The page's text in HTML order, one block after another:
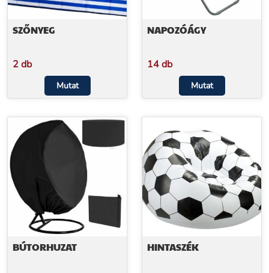
SZŐNYEG
2 db
Mutat
NAPOZÓÁGY
14 db
Mutat
BÚTORHUZAT HINTASZÉK